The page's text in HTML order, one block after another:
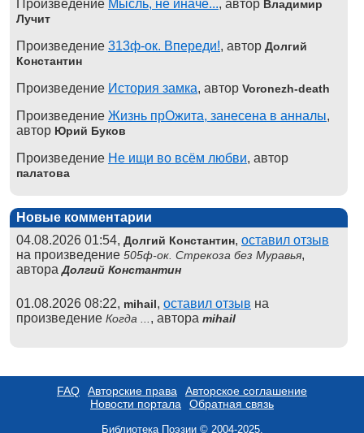
Произведение Мысль, не иначе..., автор Владимир
Лучит
Произведение 313ф-ок. Впереди!, автор Долгий
Константин
Произведение История замка, автор Voronezh-death
Произведение Жизнь прОжита, занесена в анналы,
автор Юрий Буков
Произведение Не ищи во всём любви, автор
палатова
Новые комментарии
04.08.2026 01:54, Долгий Константин, оставил отзыв
на произведение 505ф-ок. Стрекоза без Муравья,
автораДолгий Константин
01.08.2026 08:22, mihail, оставил отзыв на
произведение Когда ... , автора mihail
FAQ Авторские права
Авторское соглашение
Новости портала
Обратная связь
Библиотека Поэзии © 2004-2025.